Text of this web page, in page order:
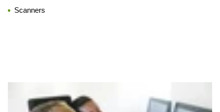
Scanners